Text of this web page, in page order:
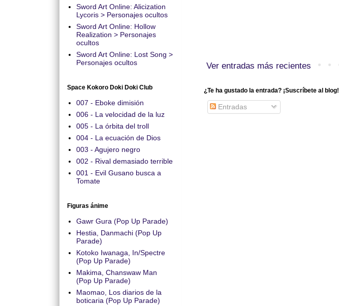
Ver entradas más recientes
¿Te ha gustado la entrada? ¡Suscríbete al blog!
Entradas
Sword Art Online: Alicization
Lycoris > Personajes ocultos
Sword Art Online: Hollow
Realization > Personajes
ocultos
Sword Art Online: Lost Song >
Personajes ocultos
Space Kokoro Doki Doki Club
007 - Eboke dimisión
006 - La velocidad de la luz
005 - La órbita del troll
004 - La ecuación de Dios
003 - Agujero negro
002 - Rival demasiado terrible
001 - Evil Gusano busca a
Tomate
Figuras ánime
Gawr Gura (Pop Up Parade)
Hestia, Danmachi (Pop Up
Parade)
Kotoko Iwanaga, In/Spectre
(Pop Up Parade)
Makima, Chanswaw Man
(Pop Up Parade)
Maomao, Los diarios de la
boticaria (Pop Up Parade)